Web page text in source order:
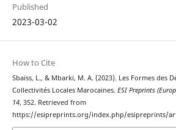
Published
2023-03-02
How to Cite
Sbaiss, L., & Mbarki, M. A. (2023). Les Formes des
Collectivités Locales Marocaines. ESI Preprints
14, 352. Retrieved from
https://esipreprints.org/index.php/esipreprints/